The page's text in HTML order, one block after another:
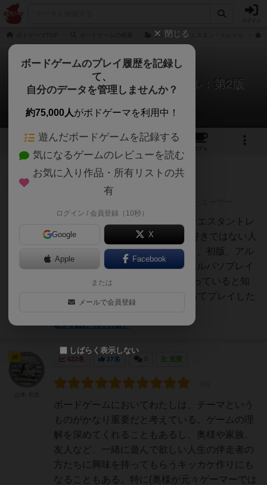
グレート・ウエスタン・トレイル
グレート・ウエスタン・トレイル：第2版
7件のレビュー
3 7
カフェ
263名 充実
6/10（BGAでプレイ）グレートウエスタントレ
イル（以後、GWT）がそんなに好きではない人
の評価です。好きではないくせに、初版、アル
ゼンチン、ニュージーランド、エルパソプレイ
済みで、初版と2版がちょっと違っていると知
ったので、BGAにあることもあってプレイした
続きを読む（6ヶ月前）
622名 17名 充実
ボードゲームにおいてわたしは、テーマという
ものがかなり重要だと考えている。ゲームの理
解を深めてくれることもあるし、奥様や家族、
友人など、一緒に遊んで欲しい人生の伴走者の
方たちに興味を持ってもらうキッカケ作りにも
なることもある。特に(奥様が元々ゲーマーでは
神
閉じる
ボードゲームのプレイ履歴を記録し
て、
自分のデータを管理しませんか？
約75,000人がボドゲーマを利用中！
遊んだボードゲームを記録する
気になるゲームのレビューを読む
お気に入り作品・所有リストの共
有
ログイン / 会員登録（10秒）
Google X
Apple Facebook
または
メールで会員登録
しばらく表示しない